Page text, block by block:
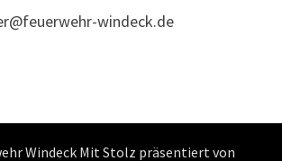
windeck.de
Windeck Mit Stolz präsentiert von